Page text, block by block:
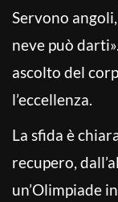
Servono
neve può
ascolto del
l’eccellenza.
La sfida è
recupero,
un’Olimpiade